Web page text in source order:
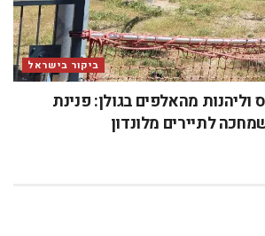
ביקור בישראל
מהאלפים בגולן: פנינת
לתיירים מלונדון